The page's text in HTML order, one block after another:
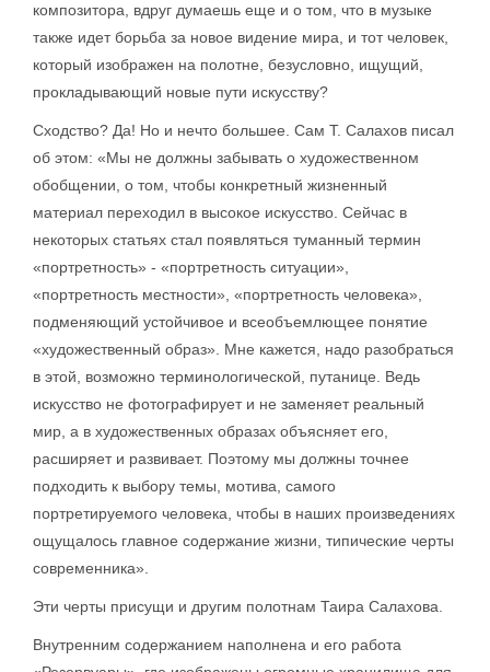
композитора, вдруг думаешь еще и о том, что в музыке
также идет борьба за новое видение мира, и тот человек,
который изображен на полотне, безусловно, ищущий,
прокладывающий новые пути искусству?
Сходство? Да! Но и нечто большее. Сам Т. Салахов писал
об этом: «Мы не должны забывать о художественном
обобщении, о том, чтобы конкретный жизненный
материал переходил в высокое искусство. Сейчас в
некоторых статьях стал появляться туманный термин
«портретность» - «портретность ситуации»,
«портретность местности», «портретность человека»,
подменяющий устойчивое и всеобъемлющее понятие
«художественный образ». Мне кажется, надо разобраться
в этой, возможно терминологической, путанице. Ведь
искусство не фотографирует и не заменяет реальный
мир, а в художественных образах объясняет его,
расширяет и развивает. Поэтому мы должны точнее
подходить к выбору темы, мотива, самого
портретируемого человека, чтобы в наших произведениях
ощущалось главное содержание жизни, типические черты
современника».
Эти черты присущи и другим полотнам Таира Салахова.
Внутренним содержанием наполнена и его работа